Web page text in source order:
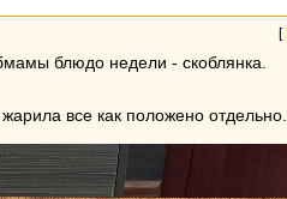
[
блюдо недели - скоблянка.
все как положено отдельно.